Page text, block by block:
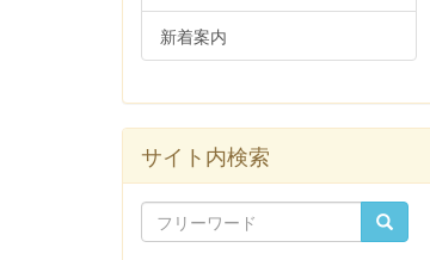
新着案内
サイト内検索